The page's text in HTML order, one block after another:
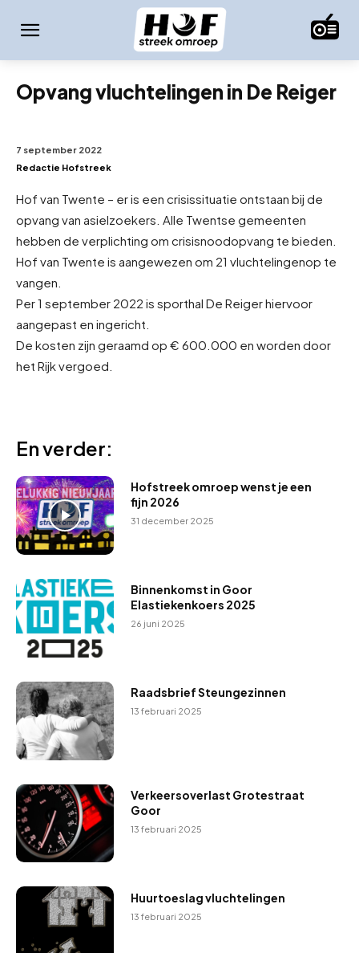
Opvang vluchtelingen in De Reiger
7 september 2022
Redactie Hofstreek
Hof van Twente – er is een crisissituatie ontstaan bij de
opvang van asielzoekers. Alle Twentse gemeenten
hebben de verplichting om crisisnoodopvang te bieden.
Hof van Twente is aangewezen om 21 vluchtelingenop te
vangen.
Per 1 september 2022 is sporthal De Reiger hiervoor
aangepast en ingericht.
De kosten zijn geraamd op € 600.000 en worden door
het Rijk vergoed.
En verder:
Hofstreek omroep wenst je een
fijn 2026
31 december 2025
Binnenkomst in Goor
Elastiekenkoers 2025
26 juni 2025
Raadsbrief Steungezinnen
13 februari 2025
Verkeersoverlast Grotestraat
Goor
13 februari 2025
Huurtoeslag vluchtelingen
13 februari 2025